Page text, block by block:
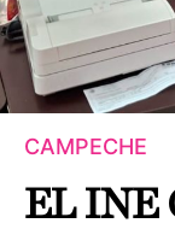
CAMPECHE
EL INE